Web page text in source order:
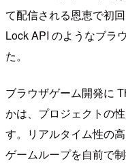
て配信される恩恵で初
Lock API のようなブラ
た。
ブラウザゲーム開発に
かは、プロジェクトの
す。リアルタイム性の
ゲームループを自前で